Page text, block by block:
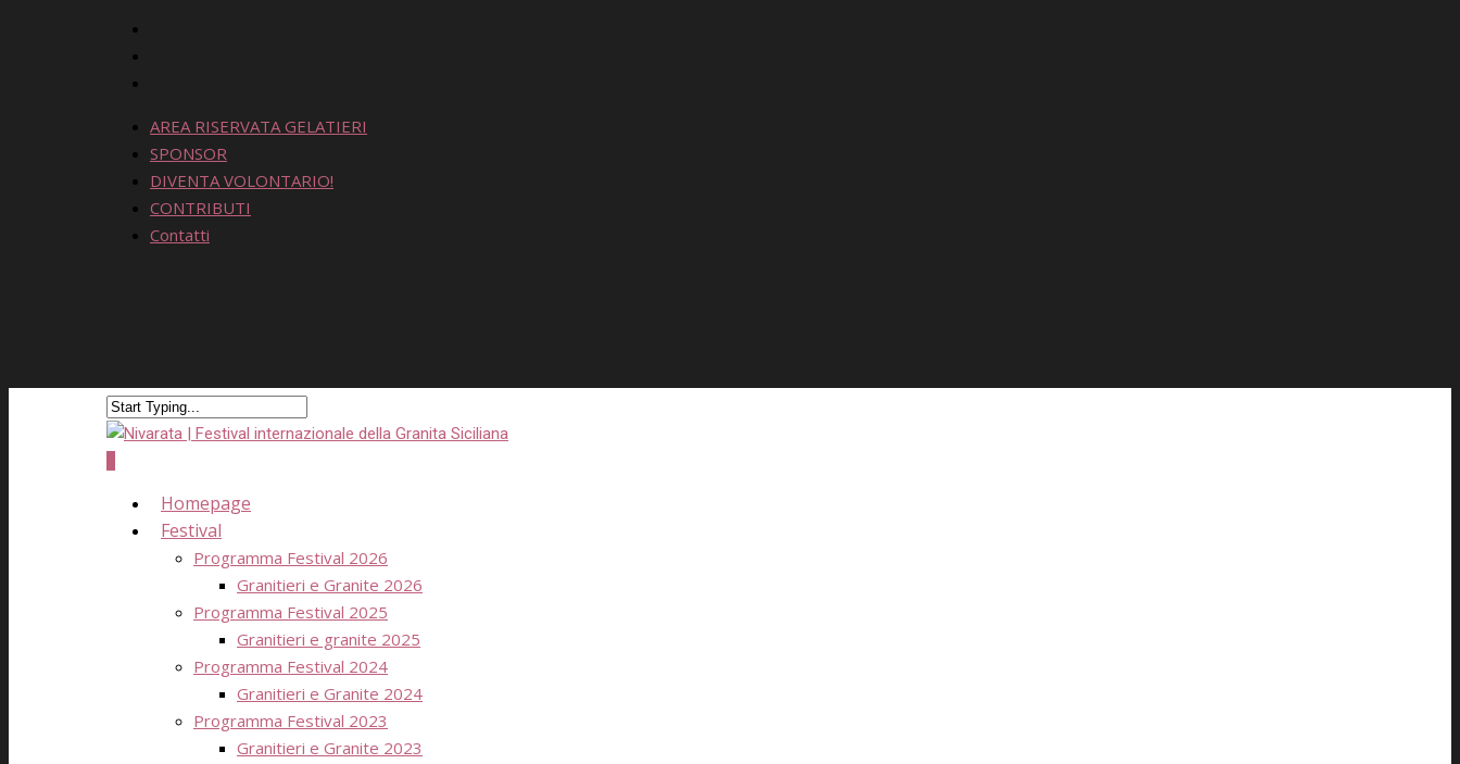
AREA RISERVATA GELATIERI
SPONSOR
DIVENTA VOLONTARIO!
CONTRIBUTI
Contatti
Homepage
Festival
Programma Festival 2026
Granitieri e Granite 2026
Programma Festival 2025
Granitieri e granite 2025
Programma Festival 2024
Granitieri e Granite 2024
Programma Festival 2023
Granitieri e Granite 2023